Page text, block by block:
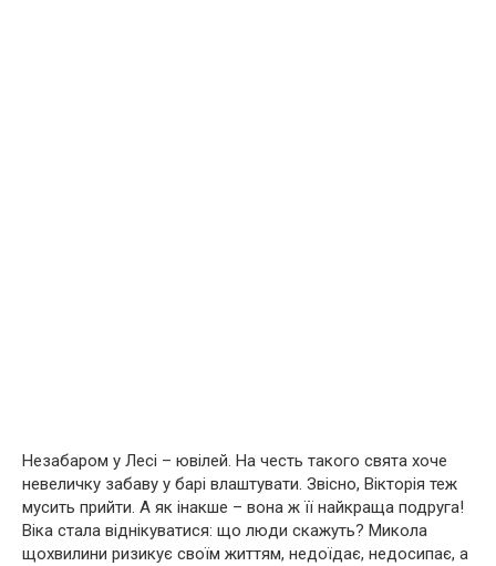
Незабаром у Лесі – ювілей. На честь такого свята хоче
невеличку забаву у барі влаштувати. Звісно, Вікторія теж
мусить прийти. А як інакше – вона ж її найкраща подруга!
Віка стала віднікуватися: що люди скажуть? Микола
щохвилини ризикує своїм життям, недоїдає, недосипає, а